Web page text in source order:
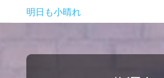
明日も小晴れ